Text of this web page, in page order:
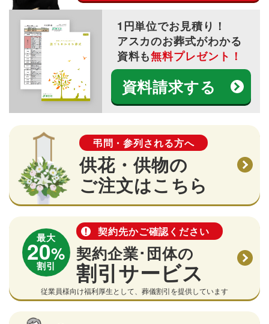
1円単位でお見積り！
アスカのお葬式がわかる
資料も無料プレゼント！
資料請求する
弔問・参列される方へ
供花・供物の
ご注文はこちら
最大
20%
割引
契約先かご確認ください
契約企業･団体の
割引サービス
従業員様向け福利厚生として、葬儀割引を提供しています